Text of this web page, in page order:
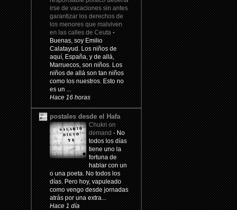
irse de vacaciones sin antes
garantizar los derechos de
los menores que malviven
en las calles de Ceuta-
Buenas, soy Emilio
Calatayud. Los niños de
aquí, España, y de allá,
Marruecos, son niños. Los
niños de allá son tan niños
como los nuestros. Esto no
es un ...
Hace 16 horas
postales desde el Hafa
Chukri on
demand-No
todos los días
tiene uno la
fortuna de
hablar con un
o una poeta. No todos los
días. Pero hoy, vapuleado
como vengo desde jornadas
atrás por una extra...
Hace 1 día